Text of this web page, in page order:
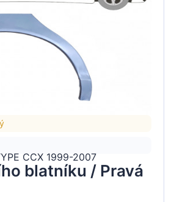
CCX 1999-2007
blatníku / Pravá